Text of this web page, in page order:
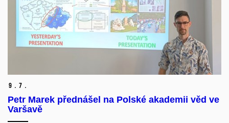
9. 7.
Petr Marek přednášel na Polské akademii věd ve
Varšavě